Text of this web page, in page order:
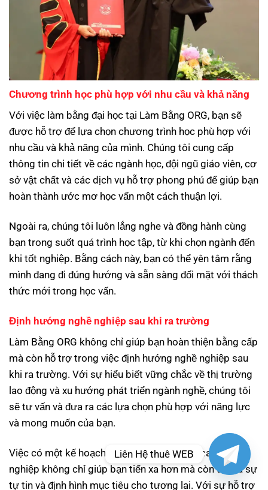
Chương trình học phù hợp với nhu cầu và khả năng
Với việc làm bằng đại học tại Làm Bằng ORG, bạn sẽ
được hỗ trợ để lựa chọn chương trình học phù hợp với
nhu cầu và khả năng của mình. Chúng tôi cung cấp
thông tin chi tiết về các ngành học, đội ngũ giáo viên, cơ
sở vật chất và các dịch vụ hỗ trợ phong phú để giúp bạn
hoàn thành ước mơ học vấn một cách thuận lợi.
Ngoài ra, chúng tôi luôn lắng nghe và đồng hành cùng
bạn trong suốt quá trình học tập, từ khi chọn ngành đến
khi tốt nghiệp. Bằng cách này, bạn có thể yên tâm rằng
mình đang đi đúng hướng và sẵn sàng đối mặt với thách
thức mới trong học vấn.
Định hướng nghề nghiệp sau khi ra trường
Làm Bằng ORG không chỉ giúp bạn hoàn thiện bằng cấp
mà còn hỗ trợ trong việc định hướng nghề nghiệp sau
khi ra trường. Với sự hiểu biết vững chắc về thị trường
lao động và xu hướng phát triển ngành nghề, chúng tôi
sẽ tư vấn và đưa ra các lựa chọn phù hợp với năng lực
và mong muốn của bạn.
Việc có một kế hoạch nghề nghiệp rõ ràng sau khi tốt
nghiệp không chỉ giúp bạn tiến xa hơn mà còn tạo ra sự
tự tin và định hình mục tiêu cho tương lai. Với sự hỗ trợ
Liên Hệ thuê WEB